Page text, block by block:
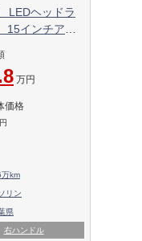
ヘッドラ
インチアル
ス ドラレコレ
万円
価格
km
リン
県
右ハンドル